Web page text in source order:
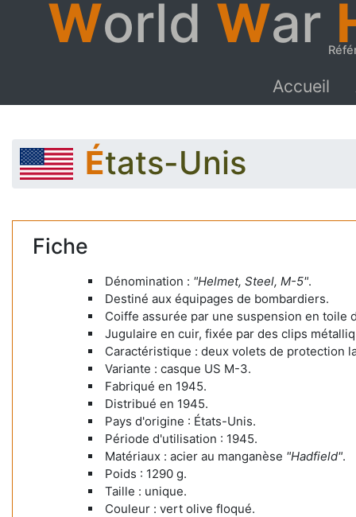
World War
Accueil
États-Unis
Fiche
Dénomination : "Helmet, Steel, M-5".
Destiné aux équipages de bombardiers.
Coiffe assurée par une suspension en toile
Jugulaire en cuir, fixée par des clips
Caractéristique : deux volets de protection
Variante : casque US M-3.
Fabriqué en 1945.
Distribué en 1945.
Pays d'origine : États-Unis.
Période d'utilisation : 1945.
Matériaux : acier au manganèse "Hadfield".
Poids : 1290 g.
Taille : unique.
Couleur : vert olive floqué.